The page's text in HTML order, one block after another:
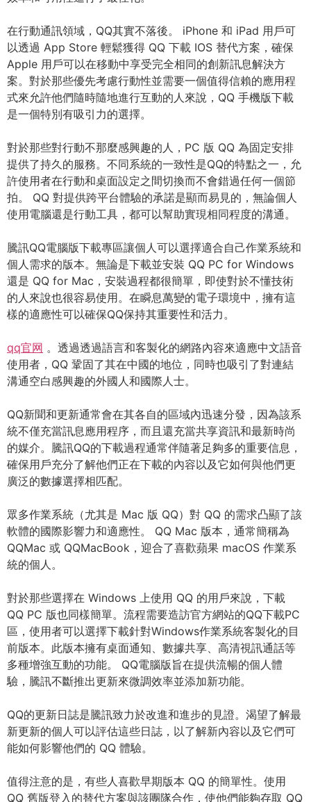
在行動通訊領域，QQ其實不落後。 iPhone 和 iPad 用戶可
以透過 App Store 輕鬆獲得 QQ 下載 IOS 替代方案，確保
Apple 用戶可以在移動中享受完全相同的創新訊息解決方
案。對於那些優先考慮行動性並需要一個值得信賴的應用程
式來允許他們隨時隨地進行互動的人來說，QQ 手機版下載
是一個特別有吸引力的選擇。
對於那些對行動不那麼感興趣的人，PC 版 QQ 為固定安排
提供了持久的服務。不同系統的一致性是QQ的特點之一，允
許使用者在行動和桌面設定之間切換而不會錯過任何一個節
拍。 QQ 對提供跨平台體驗的承諾是顯而易見的，無論個人
使用電腦還是行動工具，都可以幫助實現相同程度的溝通。
騰訊QQ電腦版下載專區讓個人可以選擇適合自己作業系統和
個人需求的版本。無論是下載並安裝 QQ PC for Windows
還是 QQ for Mac，安裝過程都很簡單，即使對於不懂技術
的人來說也很容易使用。在瞬息萬變的電子環境中，擁有這
樣的適應性可以確保QQ保持其重要性和活力。
qq官网 。透過透過語言和客製化的網路內容來適應中文語音
使用者，QQ 鞏固了其在中國的地位，同時也吸引了對連結
溝通空白感興趣的外國人和國際人士。
QQ新聞和更新通常會在其各自的區域內迅速分發，因為該系
統不僅充當訊息應用程序，而且還充當共享資訊和最新時尚
的媒介。騰訊QQ的下載過程通常伴隨著足夠多的重要信息，
確保用戶充分了解他們正在下載的內容以及它如何與他們更
廣泛的數據選擇相匹配。
眾多作業系統（尤其是 Mac 版 QQ）對 QQ 的需求凸顯了該
軟體的國際影響力和適應性。 QQ Mac 版本，通常簡稱為
QQMac 或 QQMacBook，迎合了喜歡蘋果 macOS 作業系
統的個人。
對於那些選擇在 Windows 上使用 QQ 的用戶來說，下載
QQ PC 版也同樣簡單。流程需要造訪官方網站的QQ下載PC
區，使用者可以選擇下載針對Windows作業系統客製化的目
前版本。此版本擁有桌面通知、數據共享、高清視訊通話等
多種增強互動的功能。 QQ電腦版旨在提供流暢的個人體
驗，騰訊不斷推出更新來微調效率並添加新功能。
QQ的更新日誌是騰訊致力於改進和進步的見證。渴望了解最
新更新的個人可以評估這些日誌，以了解新內容以及它們可
能如何影響他們的 QQ 體驗。
值得注意的是，有些人喜歡早期版本 QQ 的簡單性。使用
QQ 舊版登入的替代方案與該團隊合作，使他們能夠存取 QQ